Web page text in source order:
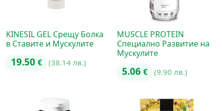
KINESIL GEL Срещу Болка
в Ставите и Мускулите
19.50 € (38.14 лв.)
MUSCLE PROTEIN
Специално Развитие на
Мускулите
5.06 € (9.90 лв.)